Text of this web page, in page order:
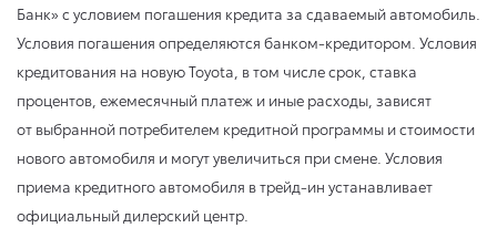
Банк» с условием погашения кредита за сдаваемый автомобиль.
Условия погашения определяются банком-кредитором. Условия
кредитования на новую Toyota, в том числе срок, ставка
процентов, ежемесячный платеж и иные расходы, зависят
от выбранной потребителем кредитной программы и стоимости
нового автомобиля и могут увеличиться при смене. Условия
приема кредитного автомобиля в трейд-ин устанавливает
официальный дилерский центр.